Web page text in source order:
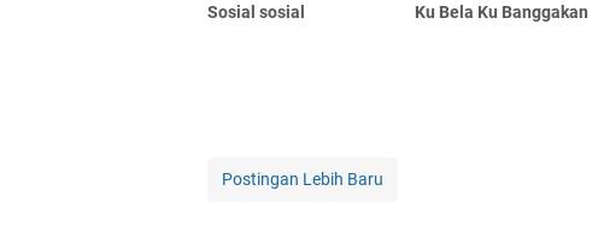
Sosial sosial
Ku Bela Ku Banggakan
Postingan Lebih Baru